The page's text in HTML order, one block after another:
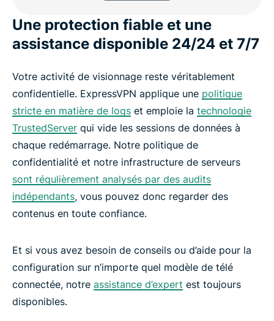
Une protection fiable et une
assistance disponible 24/24 et 7/7
Votre activité de visionnage reste véritablement
confidentielle. ExpressVPN applique une politique
stricte en matière de logs et emploie la technologie
TrustedServer qui vide les sessions de données à
chaque redémarrage. Notre politique de
confidentialité et notre infrastructure de serveurs
sont régulièrement analysés par des audits
indépendants, vous pouvez donc regarder des
contenus en toute confiance.
Et si vous avez besoin de conseils ou d’aide pour la
configuration sur n’importe quel modèle de télé
connectée, notre assistance d’expert est toujours
disponibles.